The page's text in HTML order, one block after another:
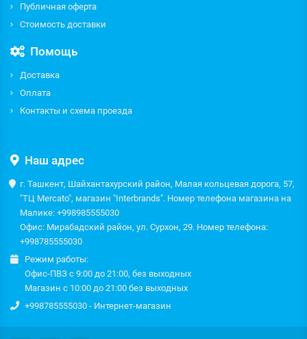
Публичная оферта
Стоимость доставки
Помощь
Доставка
Оплата
Контакты и схема проезда
Наш адрес
г. Ташкент, Шайхантахурский район, Малая кольцевая дорога, 57,
"ТЦ Mercato", магазин "Interbrands". Номер телефона магазина на
Малике: +998985555030
Офис: Мирабадский район, ул. Сурхон, 29. Номер телефона:
+998785555030
Режим работы:
Офис-ПВЗ с 9:00 до 21:00, без выходных
Магазин с 10:00 до 21:00 без выходных
+998785555030 - Интернет-магазин